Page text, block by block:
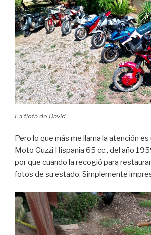
La flota de David
Pero lo que más me llama la atención es
Moto Guzzi Hispania 65 cc., del año
por que cuando la recogió para
fotos de su estado. Simplemente